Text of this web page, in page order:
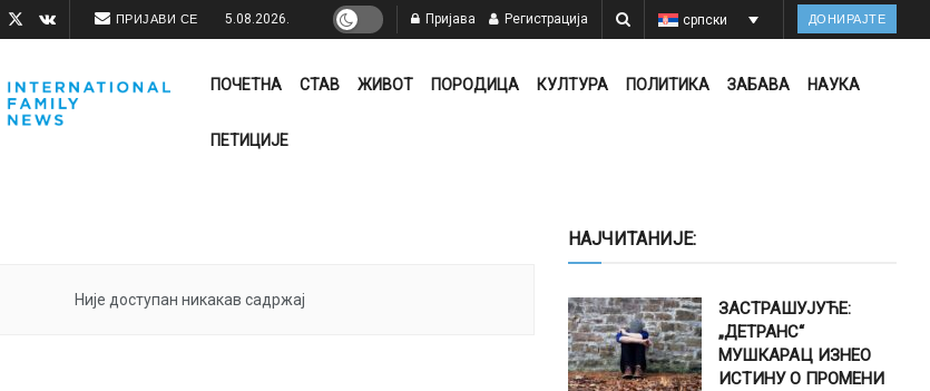
ПРИЈАВИ СЕ 5.08.2026. Пријава Регистрација српски ДОНИРАЈТЕ
ПОЧЕТНА СТАВ ЖИВОТ ПОРОДИЦА КУЛТУРА ПОЛИТИКА ЗАБАВА НАУКА
ПЕТИЦИЈЕ
Није доступан никакав садржај
НАЈЧИТАНИЈЕ:
ЗАСТРАШУЈУЋЕ:
„ДЕТРАНС“
МУШКАРАЦ ИЗНЕО
ИСТИНУ О ПРОМЕНИ